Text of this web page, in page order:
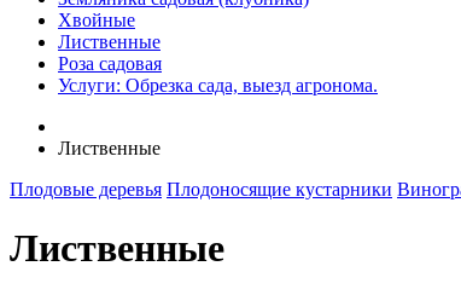
Хвойные
Лиственные
Роза садовая
Услуги: Обрезка сада, выезд агронома.
Лиственные
Плодовые деревья Плодоносящие кустарники
Лиственные